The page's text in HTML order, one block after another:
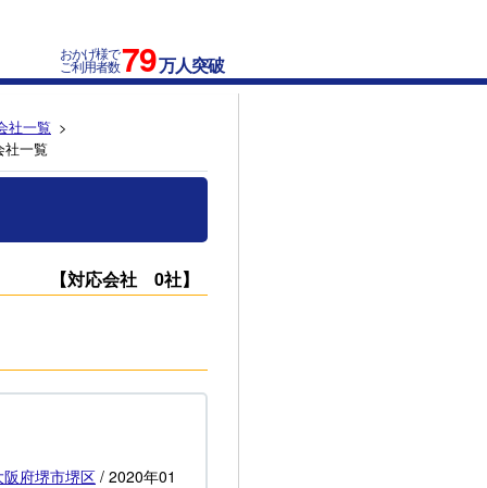
おかげ様で
ご利用者数79万人突破
社一覧
社一覧
【対応会社 0社】
阪府堺市堺区 / 2020年01